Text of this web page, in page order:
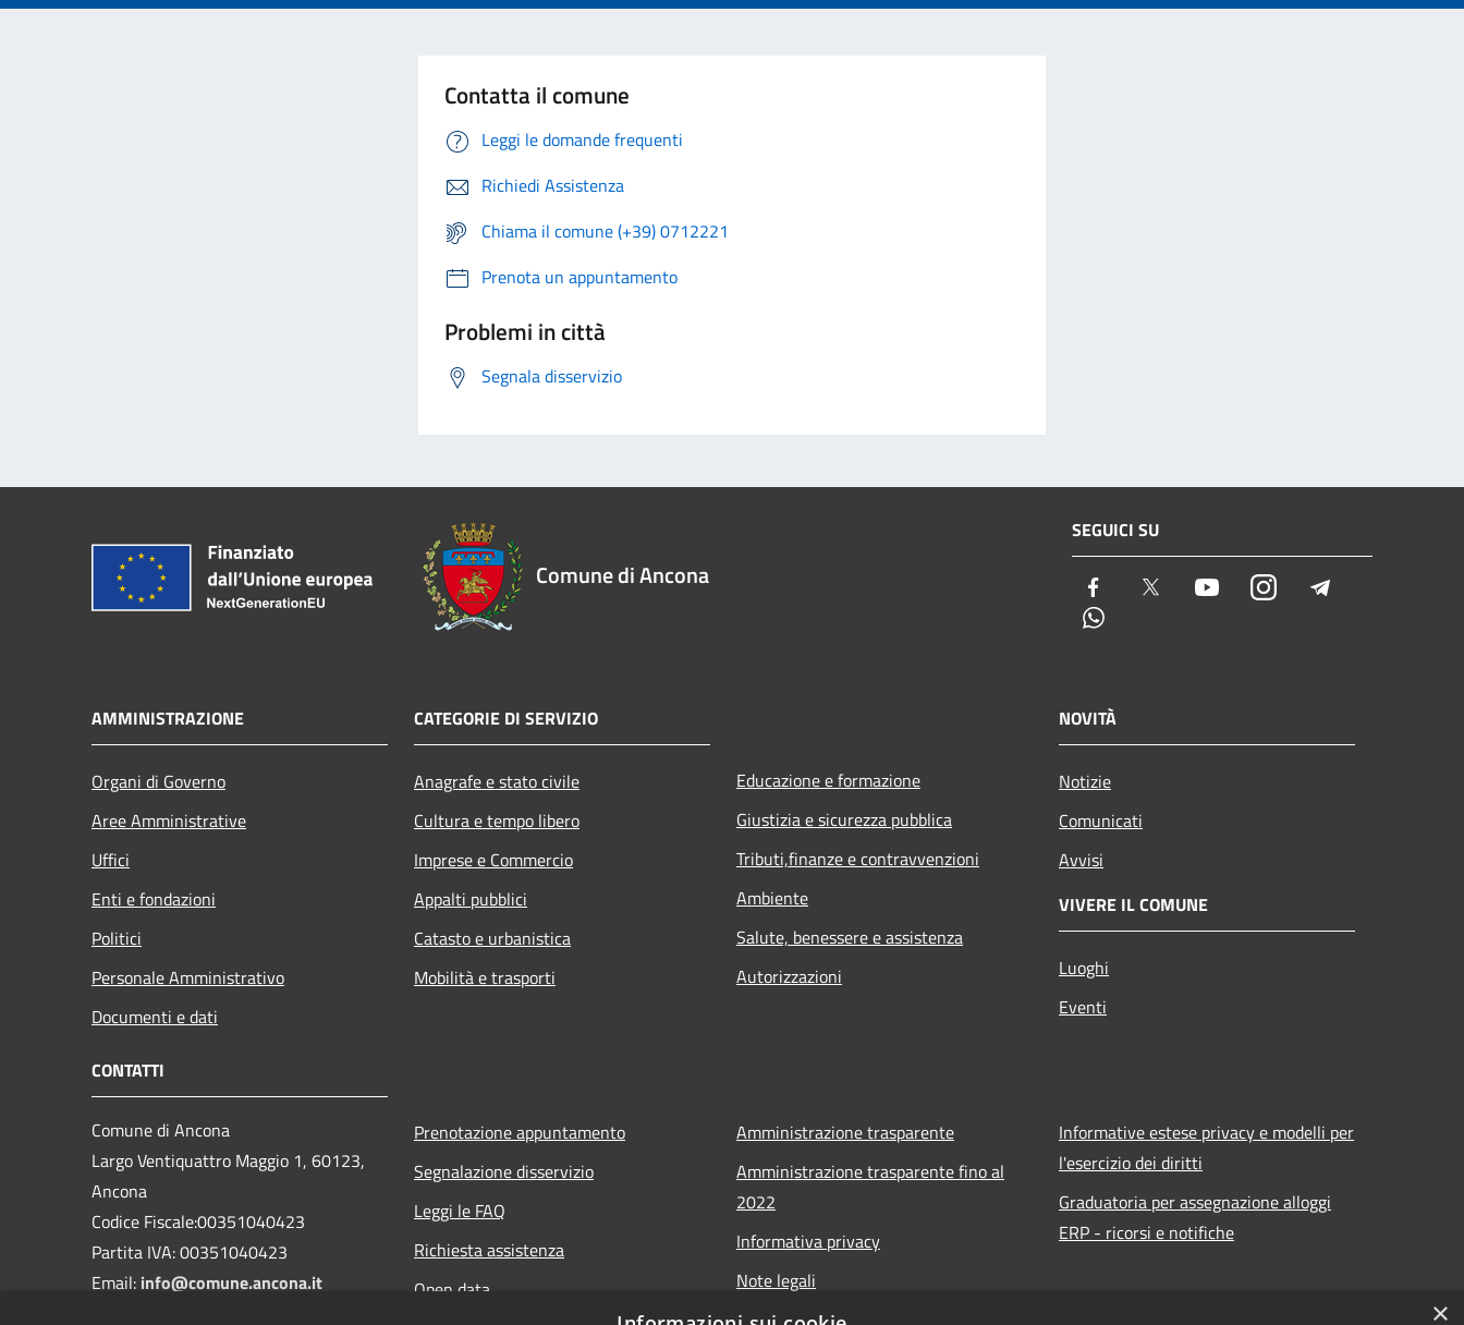
Contatta il comune
Leggi le domande frequenti
Richiedi Assistenza
Chiama il comune (+39) 0712221
Prenota un appuntamento
Problemi in città
Segnala disservizio
Comune di Ancona
SEGUICI SU
Facebook Twitter YoutubeInstagram
AMMINISTRAZIONE
Organi di Governo
Aree Amministrative
Uffici
Enti e fondazioni
Politici
Personale Amministrativo
Documenti e dati
CATEGORIE DI SERVIZIO
Anagrafe e stato civile
Cultura e tempo libero
Imprese e Commercio
Appalti pubblici
Catasto e urbanistica
Mobilità e trasporti
Educazione e formazione
Giustizia e sicurezza pubblica
Tributi,finanze e contravvenzioni
Ambiente
Salute, benessere e assistenza
Autorizzazioni
NOVITÀ
Notizie
Comunicati
Avvisi
VIVERE IL COMUNE
Luoghi
Eventi
CONTATTI
Comune di Ancona
Largo Ventiquattro Maggio 1, 60123,
Ancona
Codice Fiscale:00351040423
Partita IVA: 00351040423
Email: info@comune.ancona.it
Prenotazione appuntamento
Segnalazione disservizio
Leggi le FAQ
Richiesta assistenza
Open data
Amministrazione trasparente
Amministrazione trasparente fino al
2022
Informativa privacy
Note legali
Dichiarazione di accessibilità
Informative estese privacy e modelli per
l'esercizio dei diritti
Graduatoria per assegnazione alloggi
ERP - ricorsi e notifiche
×